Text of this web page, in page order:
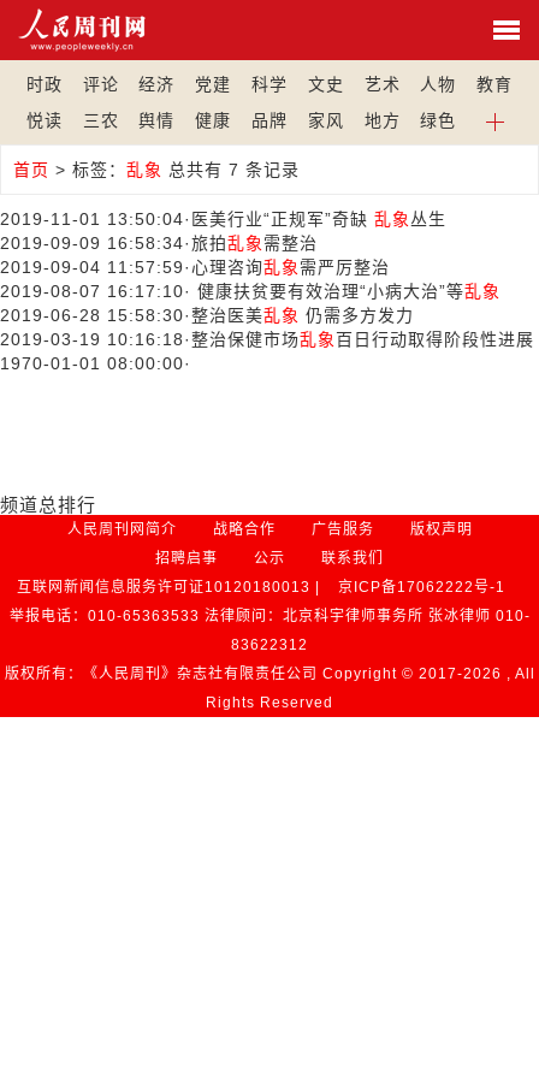
时政 评论 经济 党建 科学 文史 艺术 人物
教育
悦读
三农 舆情 健康 品牌 家风 地方 绿色
首页 > 标签： 乱象 总共有 7 条记录
2019-11-01 13:50:04· 医美行业“正规军”奇缺 乱象 丛生
2019-09-09 16:58:34·旅拍乱象 需整治
2019-09-04 11:57:59·心理咨询乱象 需严厉整治
2019-08-07 16:17:10· 健康扶贫要有效治理“小病大治”等乱象
2019-06-28 15:58:30·整治医美乱象 仍需多方发力
2019-03-19 10:16:18·整治保健市场乱象 百日行动取得阶段性进展
1970-01-01 08:00:00·
频道总排行
人民周刊网简介 战略合作 广告服务
版权声明
招聘启事
公示
联系我们
互联网新闻信息服务许可证10120180013 |
京ICP备17062222号-1
举报电话：010-65363533 法律顾问：北京科宇律师事务所 张冰律师 010-
83622312
版权所有：《人民周刊》杂志社有限责任公司 Copyright © 2017-2026 , All
Rights Reserved